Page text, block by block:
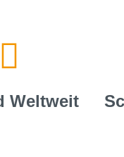
Weltweit